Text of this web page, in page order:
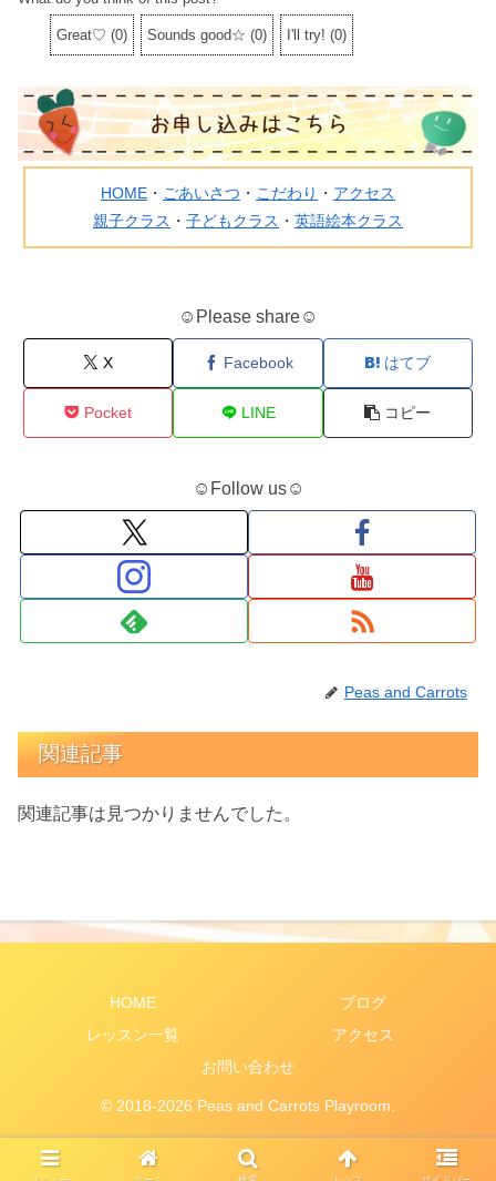
Great♡ (0) Sounds good☆ (0) I'll try! (0)
HOME ・ ごあいさつ ・ こだわり ・ アクセス
親子クラス ・ 子どもクラス ・ 英語絵本クラス
☺Please share☺
X Facebook はてブ
Pocket LINE コピー
☺Follow us☺
Peas and Carrots
関連記事
関連記事は見つかりませんでした。
HOME
ブログ
レッスン一覧
アクセス
お問い合わせ
© 2018-2026 Peas and Carrots Playroom.